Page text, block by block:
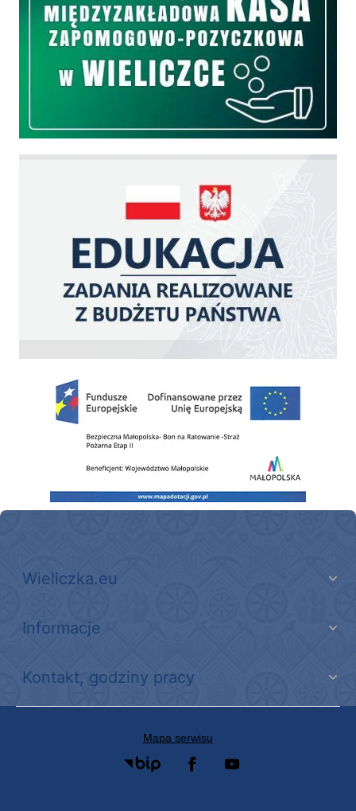
Zakup fabrycznie nowego, średniego samochodu ratowniczo-gaśniczego z
Wieliczka.eu
Informacje
Kontakt, godziny pracy
Mapa serwisu